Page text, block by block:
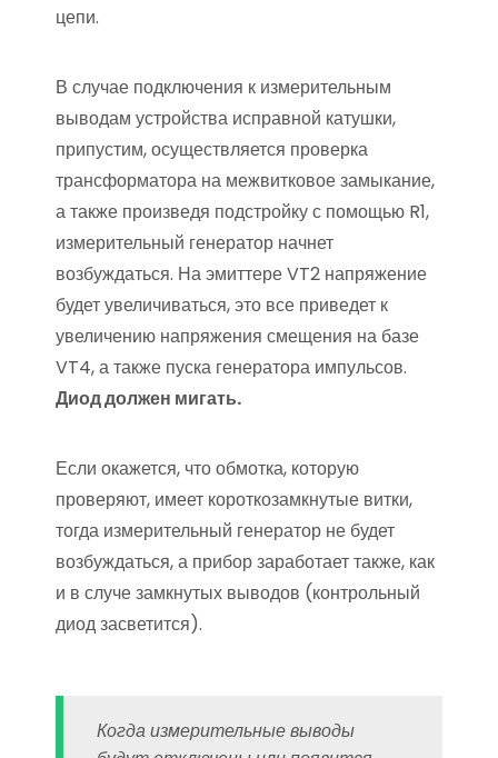
цепи.
В случае подключения к измерительным
выводам устройства исправной катушки,
припустим, осуществляется проверка
трансформатора на межвитковое замыкание,
а также произведя подстройку с помощью R1,
измерительный генератор начнет
возбуждаться. На эмиттере VT2 напряжение
будет увеличиваться, это все приведет к
увеличению напряжения смещения на базе
VT4, а также пуска генератора импульсов.
Диод должен мигать.
Если окажется, что обмотка, которую
проверяют, имеет короткозамкнутые витки,
тогда измерительный генератор не будет
возбуждаться, а прибор заработает также, как
и в случе замкнутых выводов (контрольный
диод засветится).
Когда измерительные выводы